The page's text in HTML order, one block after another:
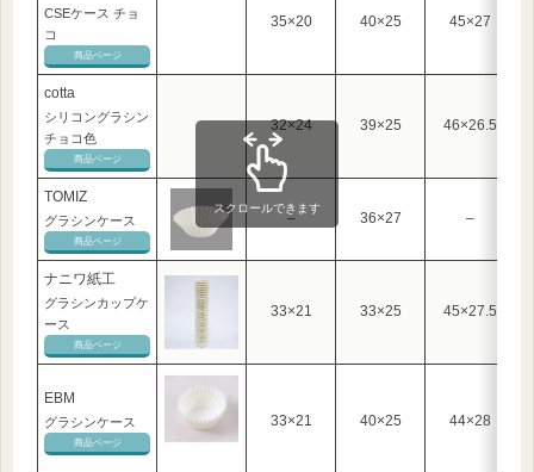
CSEケース チョ
コ
商品ページ
35×20 40×25 45×27
cotta
シリコングラシン
チョコ色
商品ページ
32×24 39×25 46×26.5
TOMIZ
グラシンケース
商品ページ
– 36×27 –
ナニワ紙工
グラシンカップケ
ース
商品ページ
33×21 33×25 45×27.5
EBM
グラシンケース
商品ページ
33×21 40×25 44×28
スクロールできます